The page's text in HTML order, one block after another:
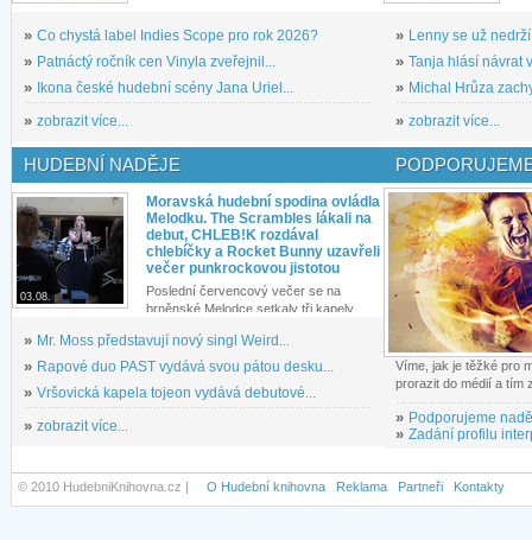
» Co chystá label Indies Scope pro rok 2026?
» Patnáctý ročník cen Vinyla zveřejnil...
» Ikona české hudební scény Jana Uriel...
» zobrazit více...
» Lenny se už
» Tanja hlásí návrat
» Michal Hrůza
» zobrazit více...
HUDEBNÍ NADĚJE
03.08.
Moravská hudební spodina ovládla
Melodku. The Scrambles lákali na
debut, CHLEB!K rozdával
chlebíčky a Rocket Bunny uzavřeli
večer punkrockovou jistotou
Poslední červencový večer se na
brněnské Melodce setkaly tři kapely...
» Mr. Moss představují nový singl Weird...
» Rapové duo PAST vydává svou pátou desku...
» Vršovická kapela tojeon vydává debutové...
» zobrazit více...
Víme, jak je těžké pro
prorazit do médií a tím
» Podporujeme
» Zadání profilu
© 2010 HudebniKnihovna.cz | O Hudební knihovna Reklama Partneři Kontakty